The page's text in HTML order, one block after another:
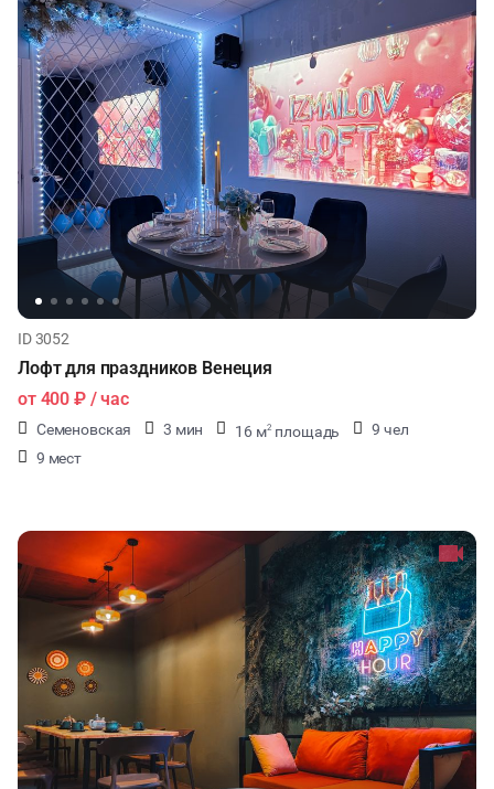
ID 3052
Лофт для праздников Венеция
от 400 ₽/ час
Семеновская 3 мин 16 м2 площадь
9 чел
9 мест